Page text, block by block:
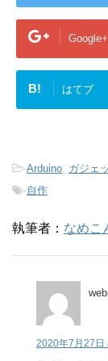
Google+
B! はてブ
-Arduino ガジェ
-自作
執筆者： なめこ
2020年7月27日